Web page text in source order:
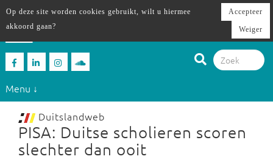
Menu ↓
Duitslandweb
PISA: Duitse scholieren scoren
slechter dan ooit
Op deze site worden cookies gebruikt, wilt u hiermee
akkoord gaan?
Accepteer
Weiger